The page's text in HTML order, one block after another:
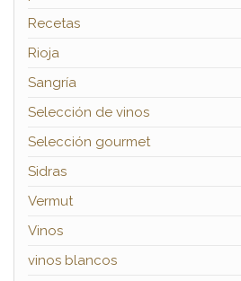
Recetas
Rioja
Sangría
Selección de vinos
Selección gourmet
Sidras
Vermut
Vinos
vinos blancos